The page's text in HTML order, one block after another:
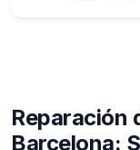
Reparación
Barcelona: